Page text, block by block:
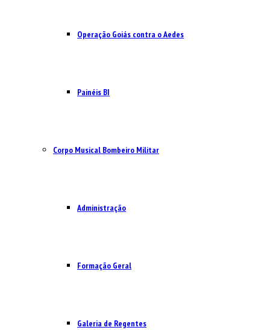
Operação Goiás contra o Aedes
Painéis BI
Corpo Musical Bombeiro Militar
Administração
Formação Geral
Galeria de Regentes